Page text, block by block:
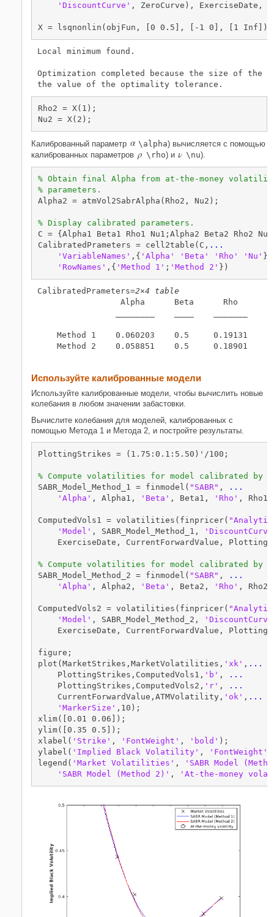
'DiscountCurve' , ZeroCurve), ExerciseDate,
X = lsqnonlin(objFun, [0 0.5], [-1 0], [1 Inf]);
Local minimum found.
Optimization completed because the size of the
Rho2 = X(1);
Nu2 = X(2);
Калиброванный параметр α \alpha) вычисляется с помощью
калиброванных параметров ρ \rho) и ν \nu).
% Obtain final Alpha from at-the-money
% parameters.
Alpha2 = atmVol2SabrAlpha(Rho2, Nu2);
% Display calibrated parameters.
C = {Alpha1 Beta1 Rho1 Nu1;Alpha2 Beta2 Rho2
CalibratedPrameters = cell2table(C, ...
'VariableNames' ,{ 'Alpha' 'Beta' 'Rho' 'Nu' },
'RowNames' ,{ 'Method 1' ; 'Method 2' })
CalibratedPrameters=2×4 table
Alpha      Beta      Rho
Method 1    0.060203    0.5     0.19131
Method 2    0.058851    0.5     0.18901
Используйте калиброванные модели
Используйте калиброванные модели, чтобы вычислить новые
колебания в любом значении забастовки.
Вычислите колебания для моделей, калиброванных с
помощью Метода 1 и Метода 2, и постройте результаты.
PlottingStrikes = (1.75:0.1:5.50)'/100;
% Compute volatilities for model calibrated by
SABR_Model_Method_1 = finmodel( "SABR" ,
...
'Alpha' , Alpha1, 'Beta' , Beta1, 'Rho' ,
ComputedVols1 = volatilities(finpricer(
'Model' , SABR_Model_Method_1,
ExerciseDate, CurrentForwardValue,
% Compute volatilities for model calibrated by
SABR_Model_Method_2 = finmodel( "SABR" ,
...
'Alpha' , Alpha2, 'Beta' , Beta2, 'Rho' ,
ComputedVols2 = volatilities(finpricer(
'Model' , SABR_Model_Method_2,
ExerciseDate, CurrentForwardValue,
figure;
plot(MarketStrikes,MarketVolatilities, 'xk' , ...
    PlottingStrikes,ComputedVols1,
'b' ,
...
    PlottingStrikes,ComputedVols2,
'r' ,
...
    CurrentForwardValue,ATMVolatility,
'ok' , ...
'MarkerSize' ,10);
xlim([0.01 0.06]);
ylim([0.35 0.5]);
xlabel( 'Strike' , 'FontWeight' , 'bold' );
ylabel( 'Implied Black Volatility' , 'FontWeight'
legend( 'Market Volatilities' ,
'SABR Model
'SABR Model (Method 2)' , 'At-the-money